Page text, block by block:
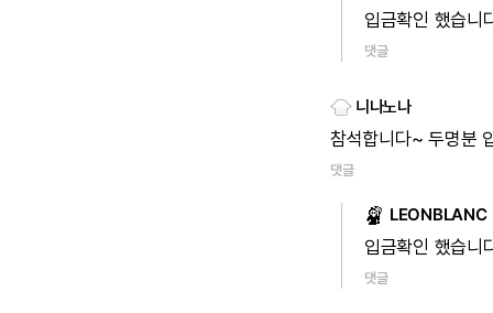
입금확인 했습니
댓글
니나노나
참석합니다~ 두명분
댓글
LEONBLANC
입금확인 했습니
댓글